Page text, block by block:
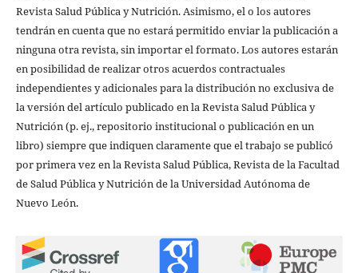
Revista Salud Pública y Nutrición. Asimismo, el o los autores
tendrán en cuenta que no estará permitido enviar la publicación a
ninguna otra revista, sin importar el formato. Los autores estarán
en posibilidad de realizar otros acuerdos contractuales
independientes y adicionales para la distribución no exclusiva de
la versión del artículo publicado en la Revista Salud Pública y
Nutrición (p. ej., repositorio institucional o publicación en un
libro) siempre que indiquen claramente que el trabajo se publicó
por primera vez en la Revista Salud Pública, Revista de la Facultad
de Salud Pública y Nutrición de la Universidad Autónoma de
Nuevo León.